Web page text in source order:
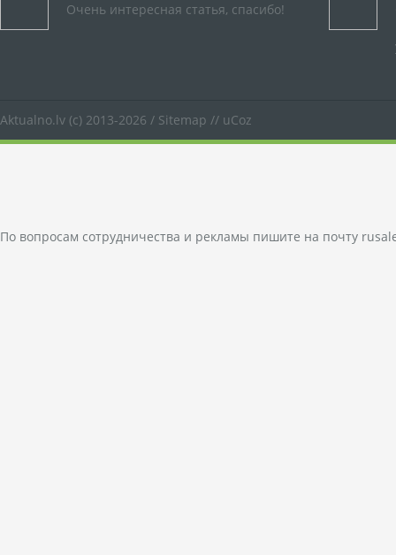
Очень интересная статья, спасибо!
Aktualno.lv (c) 2013-2026 / Sitemap // uCoz
По вопросам сотрудничества и рекламы пишите на почту